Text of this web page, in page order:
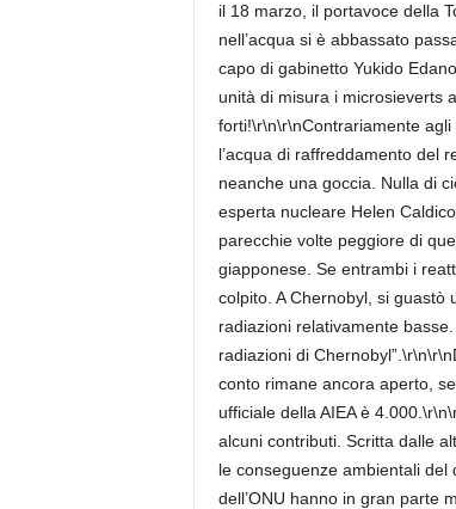
il 18 marzo, il portavoce della
nell’acqua si è abbassato
capo di gabinetto Yukido
unità di misura i microsieverts
forti!\r\n\r\nContrariamente
l’acqua di raffreddamento del
neanche una goccia. Nulla di
esperta nucleare Helen
parecchie volte peggiore di
giapponese. Se entrambi i
colpito. A Chernobyl, si
radiazioni relativamente
radiazioni di
conto rimane ancora aperto,
ufficiale della AIEA è
alcuni contributi. Scritta dalle
le conseguenze ambientali del
dell’ONU hanno in gran parte